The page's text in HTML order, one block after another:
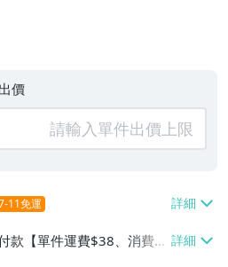
價
11免運
款【單件運費$38、消費滿
、7-ELEVEN取貨不付款